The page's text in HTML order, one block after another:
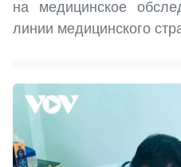
на медицинское
линии медицинского